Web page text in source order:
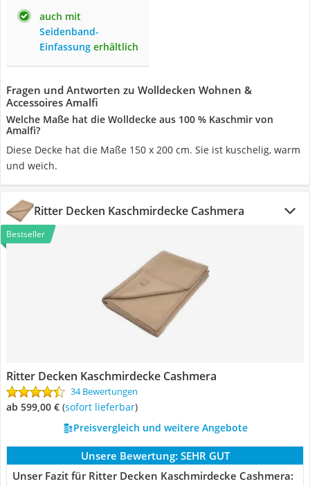
auch mit
Seidenband-
Einfassung erhältlich
Fragen und Antworten zu Wolldecken Wohnen &
Accessoires Amalfi
Welche Maße hat die Wolldecke aus 100 % Kaschmir von
Amalfi?
Diese Decke hat die Maße 150 x 200 cm. Sie ist kuschelig, warm
und weich.
Ritter Decken Kaschmirdecke Cashmera
Bestseller
Ritter Decken Kaschmirdecke Cashmera
34 Bewertungen
ab 599,00 € ( Sofort lieferbar)
Preisvergleich und weitere Angebote
Unsere Bewertung: SEHR GUT
Unser Fazit für Ritter Decken Kaschmirdecke Cashmera: